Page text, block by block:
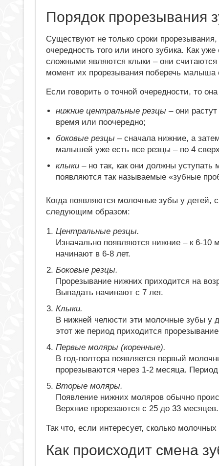
Порядок прорезывания
Существуют не только сроки
очередность того или иного зубика. Как
сложными являются клыки – они
момент их прорезывания поберечь малыша
Если говорить о точной очередности, то
нижние центральные резцы – они
время или поочередно;
боковые резцы – сначала нижние, а
малышей уже есть все резцы – по 4
клыки – но так, как они должны
появляются так называемые «зубные
Когда появляются молочные зубы у детей,
следующим образом:
Центральные резцы.
Изначально появляются нижние – к 6-10
начинают в 6-8 лет.
Боковые резцы.
Прорезывание нижних приходится на
Выпадать начинают с 7 лет.
Клыки.
В нижней челюсти эти молочные зубы у
этот же период приходится
Первые моляры (коренные).
В год-полтора появляется первый
прорезываются через 1-2 месяца.
Вторые моляры.
Появление нижних моляров обычно
Верхние прорезаются с 25 до 33 месяцев.
Так что, если интересует, сколько
Как происходит смена